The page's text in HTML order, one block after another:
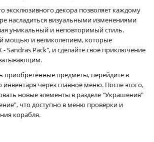
эксклюзивного декора позволяет каждому
насладиться визуальными изменениями
уникальный и неповторимый стиль.
мощью и великолепием, которые
- Sandras Pack", и сделайте своё приключение
приобретённые предметы, перейдите в
инвентаря через главное меню. После этого,
новые элементы в разделе "Украшения"
что доступно в меню проверки и
корабля.